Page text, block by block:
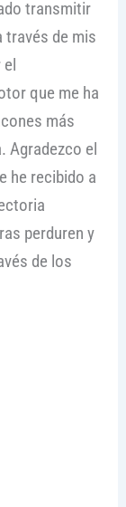
transmitir
través de mis
que me ha
más
Agradezco el
he recibido a
perduren y
de los